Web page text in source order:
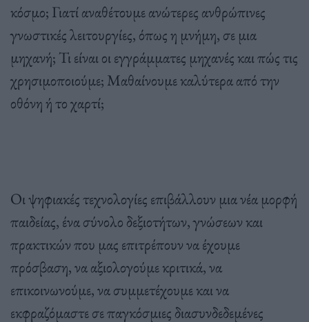
κόσµο; Γιατί αναθέτουµε ανώτερες ανθρώπινες
γνωστικές λειτουργίες, όπως η µνήµη, σε µια
µηχανή; Τι είναι οι εγγράµµατες µηχανές και πώς τις
χρησιµοποιούµε; Μαθαίνουµε καλύτερα από την
οθόνη ή το χαρτί;
Οι ψηφιακές τεχνολογίες επιβάλλουν µια νέα µορφή
παιδείας, ένα σύνολο δεξιο­τήτων, γνώσεων και
πρακτικών που µας επιτρέπουν να έχουµε
πρόσβαση, να αξιολογούµε κριτικά, να
επικοινωνούµε, να συµµετέχουµε και να
εκφραζόµαστε σε παγκόσµιες διασυνδεδεµένες